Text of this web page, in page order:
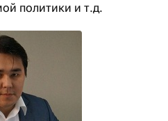
политики и т.д.